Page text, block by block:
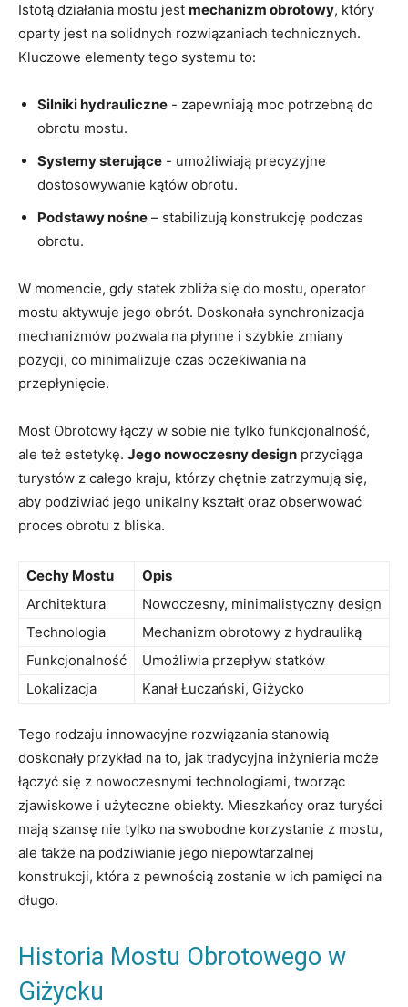
Istotą działania mostu jest‌ mechanizm obrotowy,‌ który
oparty jest na solidnych​ rozwiązaniach ⁢technicznych.
Kluczowe elementy tego systemu to:
Silniki ​hydrauliczne ‌-⁢ zapewniają⁢ moc​ potrzebną do
obrotu mostu.
Systemy sterujące -‌ umożliwiają precyzyjne
dostosowywanie kątów​ obrotu.
Podstawy⁣ nośne – stabilizują konstrukcję podczas
obrotu.
W momencie, gdy statek zbliża się do mostu, operator
mostu aktywuje jego obrót. Doskonała​ synchronizacja
mechanizmów pozwala na płynne i szybkie zmiany⁤
pozycji, co minimalizuje‌ czas⁣ oczekiwania‌ na
przepłynięcie.
Most ⁤Obrotowy łączy⁢ w sobie nie tylko funkcjonalność,
ale też estetykę. Jego nowoczesny design przyciąga
⁢turystów z całego kraju, ⁢którzy ⁣chętnie zatrzymują się,
aby ⁢podziwiać jego‌ unikalny kształt oraz obserwować
proces obrotu z ⁢bliska.
Cechy‌ Mostu
Opis
Architektura
Nowoczesny, minimalistyczny design
Technologia
Mechanizm obrotowy⁤ z hydrauliką
Funkcjonalność
Umożliwia przepływ​ statków
Lokalizacja
Kanał Łuczański, Giżycko
Tego rodzaju innowacyjne rozwiązania stanowią​
doskonały ​przykład na ‌to, jak tradycyjna inżynieria ⁢może
łączyć się z nowoczesnymi ⁤technologiami, tworząc
zjawiskowe i użyteczne ⁣obiekty. Mieszkańcy oraz turyści
mają szansę ⁤nie tylko na swobodne korzystanie z mostu,​
ale‍ także na podziwianie jego niepowtarzalnej
konstrukcji, która z pewnością ‌zostanie w ‍ich pamięci ​na
długo.
Historia​ Mostu Obrotowego w
Giżycku